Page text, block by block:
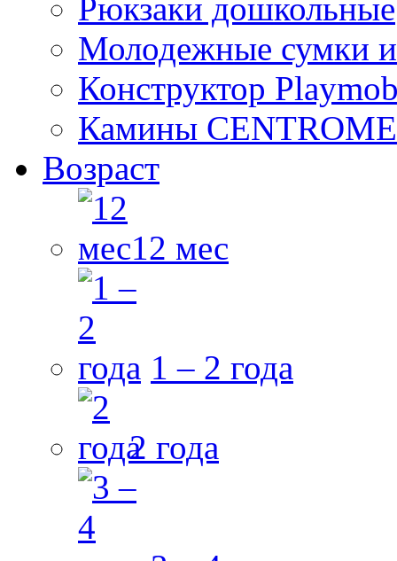
Рюкзаки дошкольные
Молодежные сумки
Конструктор
Камины
Возраст
12 мес
1 – 2 года
2 года